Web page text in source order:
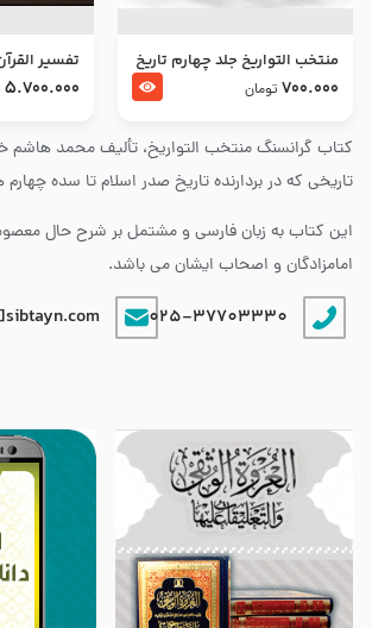
کتاب گرانسنگ منتخب التواريخ، تألیف محمد هاشم
تاریخی که در بردارنده تاریخ صدر اسلام تا سده
این کتاب به زبان فارسی و مشتمل بر شرح حال
امامزادگان و اصحاب ایشان می باشد.
025-37703330
منتخب التواریخ جلد چهارم تاریخ
امام زین العابدین و امام محمد
700.000 تومان
تفسير
المرتضي
5.700.000